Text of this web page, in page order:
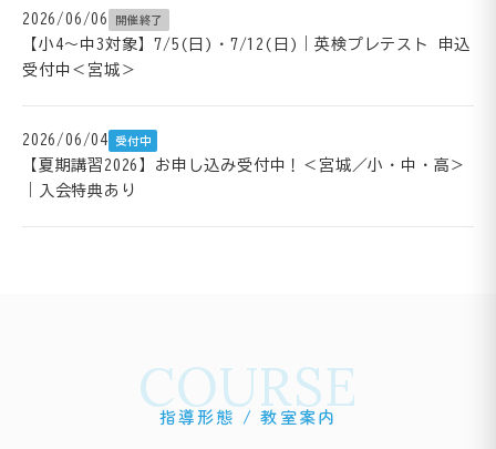
2026/06/06 開催終了
【小4～中3対象】7/5(日)・7/12(日)｜英検プレテスト 申込
受付中＜宮城＞
2026/06/04 受付中
【夏期講習2026】お申し込み受付中！＜宮城／小・中・高＞
｜入会特典あり
COURSE
指導形態 / 教室案内